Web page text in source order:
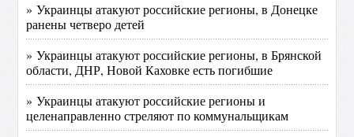
» Украинцы атакуют российские регионы, в Донецке
ранены четверо детей
» Украинцы атакуют российские регионы, в Брянской
области, ДНР, Новой Каховке есть погибшие
» Украинцы атакуют российские регионы и
целенаправленно стреляют по коммунальщикам